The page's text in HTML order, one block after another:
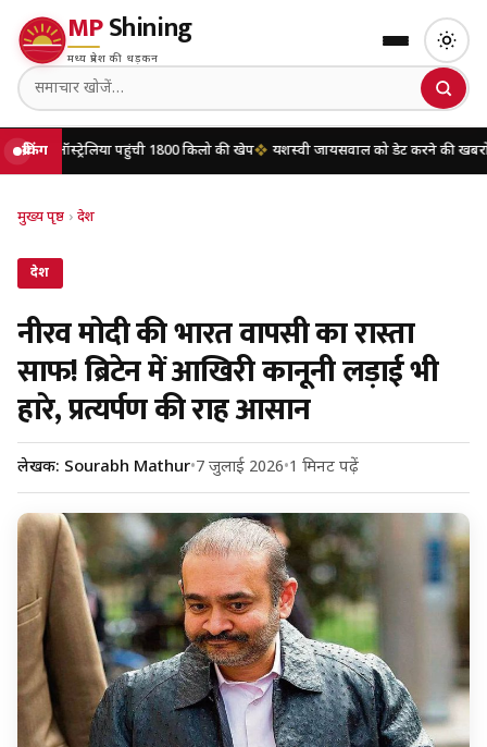
MPShining
मध्य प्रदेश की धड़कन
ब्रेकिंगपहुंची 1800 किलो की खेप यशस्वी जायसवाल को डेट करने की खबरों पर मृणाल
मुख्य पृष्ठ › देश
देश
नीरव मोदी की भारत वापसी का रास्ता
साफ! ब्रिटेन में आखिरी कानूनी लड़ाई भी
हारे, प्रत्यर्पण की राह आसान
लेखक: Sourabh Mathur•7 जुलाई 2026•1 मिनट पढ़ें